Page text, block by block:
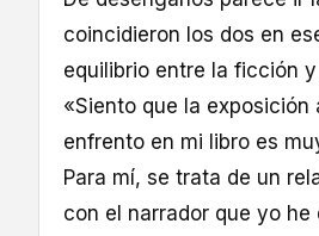
coincidieron los dos en
equilibrio entre la ficción
«Siento que la exposición
enfrento en mi libro es
Para mí, se trata de un
con el narrador que yo he